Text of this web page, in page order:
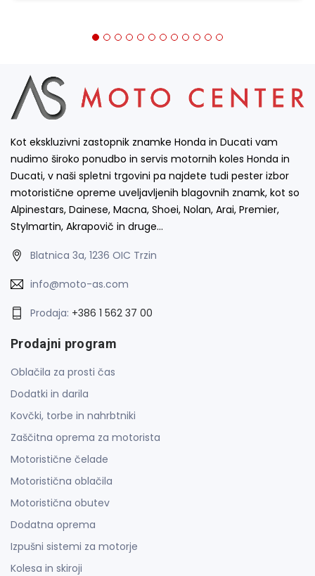
Kot ekskluzivni zastopnik znamke Honda in Ducati vam
nudimo široko ponudbo in servis motornih koles Honda in
Ducati, v naši spletni trgovini pa najdete tudi pester izbor
motoristične opreme uveljavljenih blagovnih znamk, kot so
Alpinestars, Dainese, Macna, Shoei, Nolan, Arai, Premier,
Stylmartin, Akrapovič in druge…
Blatnica 3a, 1236 OIC Trzin
info@moto-as.com
Prodaja: +386 1 562 37 00
Prodajni program
Oblačila za prosti čas
Dodatki in darila
Kovčki, torbe in nahrbtniki
Zaščitna oprema za motorista
Motoristične čelade
Motoristična oblačila
Motoristična obutev
Dodatna oprema
Izpušni sistemi za motorje
Kolesa in skiroji